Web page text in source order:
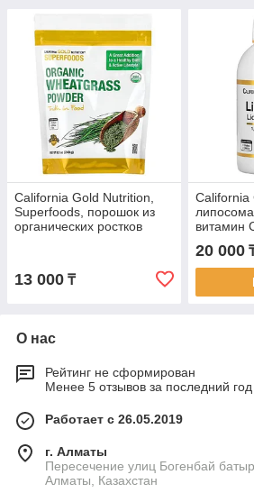
California Gold Nutrition,
Superfoods, порошок из
органических ростков
13 000 ₸
California
витамин
1000 мг,
ун
20 000
О нас
Рейтинг не сформирован
Менее 5 отзывов за последний год
Работает с 26.05.2019
г. Алматы
Пересечение улиц Богенбай
Алматы, Казахстан